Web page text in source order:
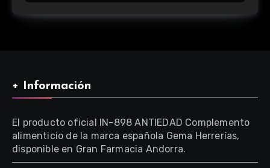
+ Información
El producto oficial IN-898 ANTIEDAD Complemento
alimenticio de la marca española Gema Herrerías,
disponible en Gran Farmacia Andorra.